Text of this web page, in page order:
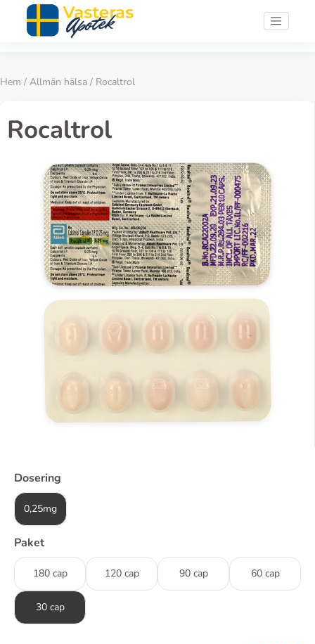
Hem / Allmän hälsa / Rocaltrol
Rocaltrol
Dosering
0,25mg
Paket
180 cap 120 cap 90 cap 60 cap
30 cap